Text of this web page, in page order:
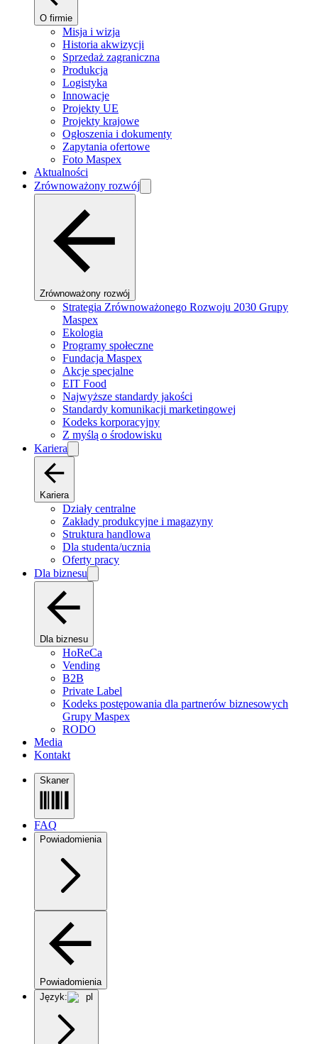
O firmie
Misja i wizja
Historia akwizycji
Sprzedaż zagraniczna
Produkcja
Logistyka
Innowacje
Projekty UE
Projekty krajowe
Ogłoszenia i dokumenty
Zapytania ofertowe
Foto Maspex
Aktualności
Zrównoważony rozwój
Zrównoważony rozwój
Strategia Zrównoważonego Rozwoju 2030 Grupy
Maspex
Ekologia
Programy społeczne
Fundacja Maspex
Akcje specjalne
EIT Food
Najwyższe standardy jakości
Standardy komunikacji marketingowej
Kodeks korporacyjny
Z myślą o środowisku
Kariera
Kariera
Działy centralne
Zakłady produkcyjne i magazyny
Struktura handlowa
Dla studenta/ucznia
Oferty pracy
Dla biznesu
Dla biznesu
HoReCa
Vending
B2B
Private Label
Kodeks postępowania dla partnerów biznesowych
Grupy Maspex
RODO
Media
Kontakt
Skaner
FAQ
Powiadomienia
Powiadomienia
Język:
pl